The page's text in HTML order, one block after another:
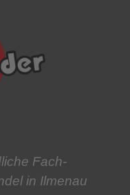
Fach-
in Ilmenau